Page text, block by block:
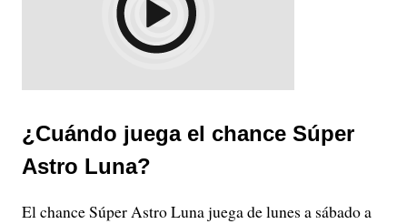
¿Cuándo juega el chance Súper
Astro Luna?
El chance Súper Astro Luna juega de lunes a sábado a